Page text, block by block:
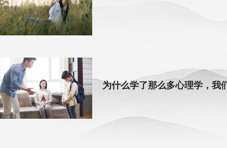
为什么学了那么多心理学，我